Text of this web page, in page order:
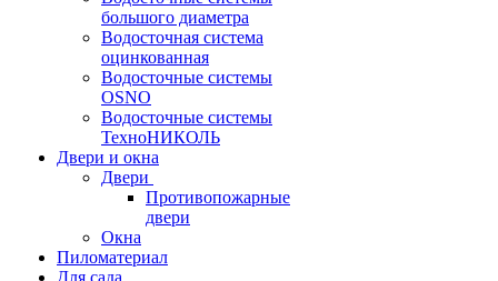
большого диаметра
Водосточная система
оцинкованная
Водосточные системы
OSNO
Водосточные системы
ТехноНИКОЛЬ
Двери и окна
Двери
Противопожарные
двери
Окна
Пиломатериал
Для сада